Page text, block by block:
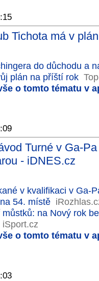
Tichota má v
do důchodu a
plán na příští rok
o tomto tématu v
Turné v Ga-
- iDNES.cz
v kvalifikaci v Ga-
54. místě
můstků: na Nový rok
iSport.cz
o tomto tématu v